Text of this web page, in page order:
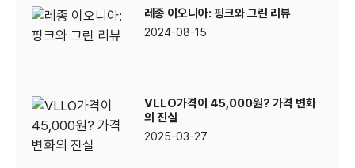
레종 이오니아: 핑크와 그린 리뷰
2024-08-15
VLLO가격이 45,000원? 가격 변화
의 진실
2025-03-27